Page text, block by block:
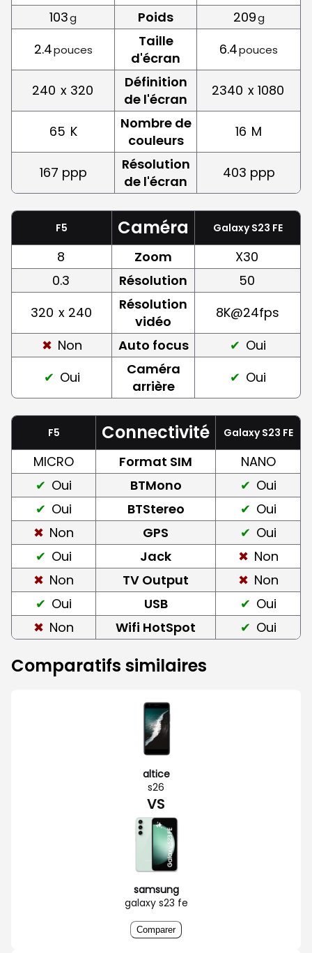
103g Poids 209g
2.4pouces
Taille
d'écran
6.4pouces
240 x 320
Définition
de l'écran
2340 x 1080
65 K
Nombre de
couleurs
16 M
167 ppp
Résolution
de l'écran
403 ppp
F5 Caméra Galaxy S23 FE
8 Zoom
X30
0.3
Résolution
50
320 x 240
Résolution
vidéo
8K@24fps
Non
Auto focus
Oui
Oui
Caméra
arrière
Oui
F5 Connectivité Galaxy S23 FE
MICRO Format SIM
NANO
Oui
BTMono
Oui
Oui
BTStereo
Oui
Non
GPS
Oui
Oui
Jack
Non
Non
TV Output
Non
Oui
USB
Oui
Non
Wifi HotSpot Oui
Comparatifs similaires
altice
s26
VS
samsung
galaxy s23 fe
Comparer